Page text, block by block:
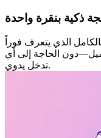
ذكية بنقرة واحدة
الذي يتعرف فوراً
الحاجة إلى أي
تدخل يدوي.